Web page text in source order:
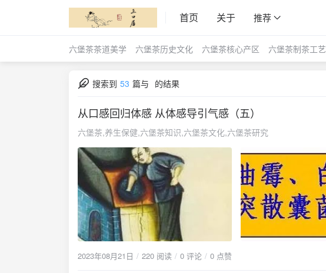
首页 关于 推荐
六堡茶茶道美学 六堡茶历史文化 六堡茶核心产区 六堡茶制茶工艺
搜索到 53 篇与 的结果
从口感回归体感 从体感导引气感（五）
六堡茶,养生保健,六堡茶知识,六堡茶文化,六堡茶研究
2023年08月21日 220 阅读 0 评论 0 点赞